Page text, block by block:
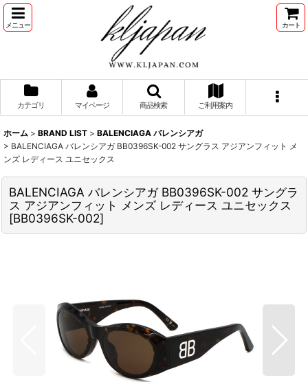
メニュー カート
カテゴリ マイページ 商品検索 ご利用案内
ホーム > BRAND LIST > BALENCIAGA バレンシアガ
> BALENCIAGA バレンシアガ BB0396SK-002 サングラス アジアンフィット メ
ンズ レディース ユニセックス
BALENCIAGA バレンシアガ BB0396SK-002 サングラ
ス アジアンフィット メンズ レディース ユニセックス
[BB0396SK-002]